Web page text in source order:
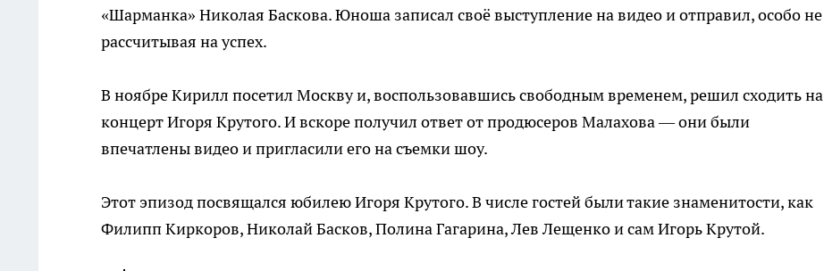
«Шарманка» Николая Баскова. Юноша записал своё выступление на видео и отправил, особо не
рассчитывая на успех.
В ноябре Кирилл посетил Москву и, воспользовавшись свободным временем, решил сходить на
концерт Игоря Крутого. И вскоре получил ответ от продюсеров Малахова — они были
впечатлены видео и пригласили его на съемки шоу.
Этот эпизод посвящался юбилею Игоря Крутого. В числе гостей были такие знаменитости, как
Филипп Киркоров, Николай Басков, Полина Гагарина, Лев Лещенко и сам Игорь Крутой.